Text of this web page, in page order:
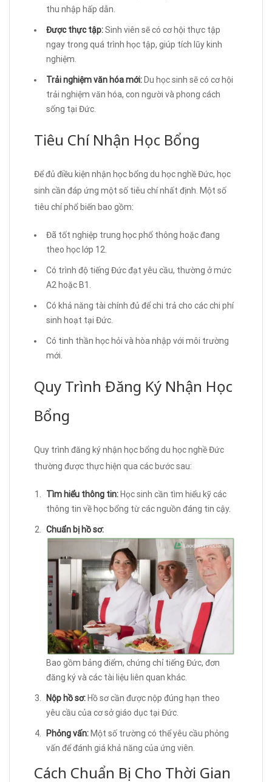
thu nhập hấp dẫn.
Được thực tập:Sinh viên sẽ có cơ hội thực tập
ngay trong quá trình học tập, giúp tích lũy kinh
nghiệm.
Trải nghiệm văn hóa mới: Du học sinh sẽ có cơ hội
trải nghiệm văn hóa, con người và phong cách
sống tại Đức.
Tiêu Chí Nhận Học Bổng
Để đủ điều kiện nhận học bổng du học nghề Đức, học
sinh cần đáp ứng một số tiêu chí nhất định. Một số
tiêu chí phổ biến bao gồm:
Đã tốt nghiệp trung học phổ thông hoặc đang
theo học lớp 12.
Có trình độ tiếng Đức đạt yêu cầu, thường ở mức
A2 hoặc B1.
Có khả năng tài chính đủ để chi trả cho các chi phí
sinh hoạt tại Đức.
Có tinh thần học hỏi và hòa nhập với môi trường
mới.
Quy Trình Đăng Ký Nhận Học
Bổng
Quy trình đăng ký nhận học bổng du học nghề Đức
thường được thực hiện qua các bước sau:
Tìm hiểu thông tin: Học sinh cần tìm hiểu kỹ các
thông tin về học bổng từ các nguồn đáng tin cậy.
Chuẩn bị hồ sơ:
Bao gồm bảng điểm, chứng chỉ tiếng Đức, đơn
đăng ký và các tài liệu liên quan khác.
Nộp hồ sơ:Hồ sơ cần được nộp đúng hạn theo
yêu cầu của cơ sở giáo dục tại Đức.
Phỏng vấn:Một số trường có thể yêu cầu phỏng
vấn để đánh giá khả năng của ứng viên.
Cách Chuẩn Bị Cho Thời Gian